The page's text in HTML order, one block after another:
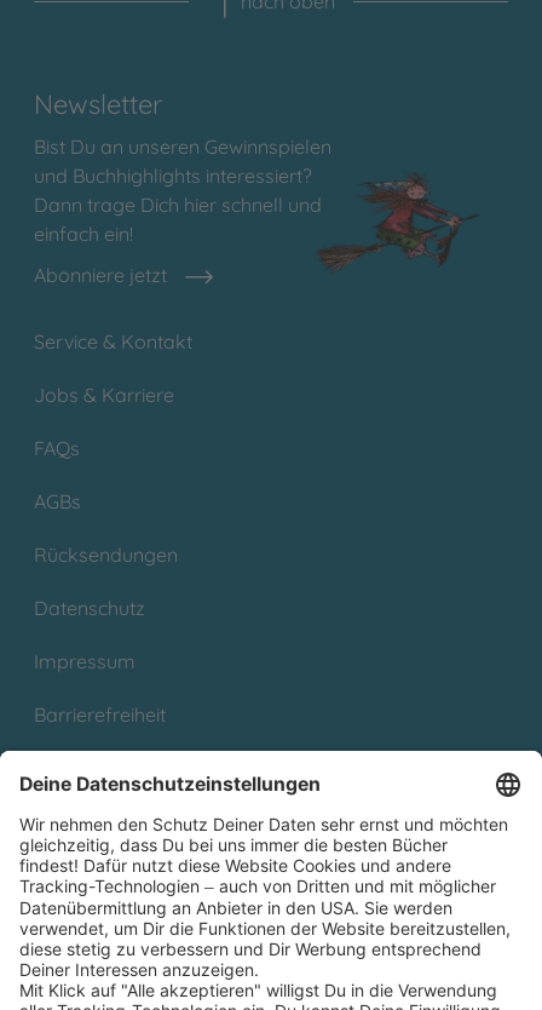
Newsletter
Bist Du an unseren Gewinnspielen
und Buchhighlights interessiert?
Dann trage Dich hier schnell und
einfach ein!
Abonniere jetzt
Service & Kontakt
Jobs & Karriere
FAQs
AGBs
Rücksendungen
Datenschutz
Impressum
Barrierefreiheit
Partnerprogramm (Affiliate)
Folge uns auf